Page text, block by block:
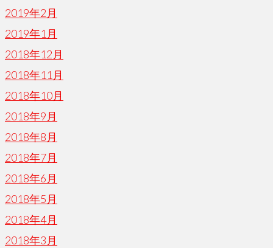
2019年2月
2019年1月
2018年12月
2018年11月
2018年10月
2018年9月
2018年8月
2018年7月
2018年6月
2018年5月
2018年4月
2018年3月